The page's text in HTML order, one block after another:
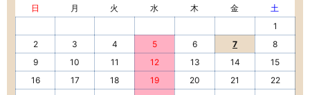
日
月 火 水 木 金
土
1
2
3 4 5 6 7
8
9
10 11 12 13 14
15
16
17 18 19 20 21
22